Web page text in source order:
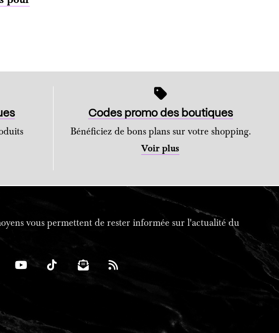
Codes promo des boutiques
Bénéficiez de bons plans sur votre shopping.
Voir plus
vous permettent de rester informée sur l'actualité du